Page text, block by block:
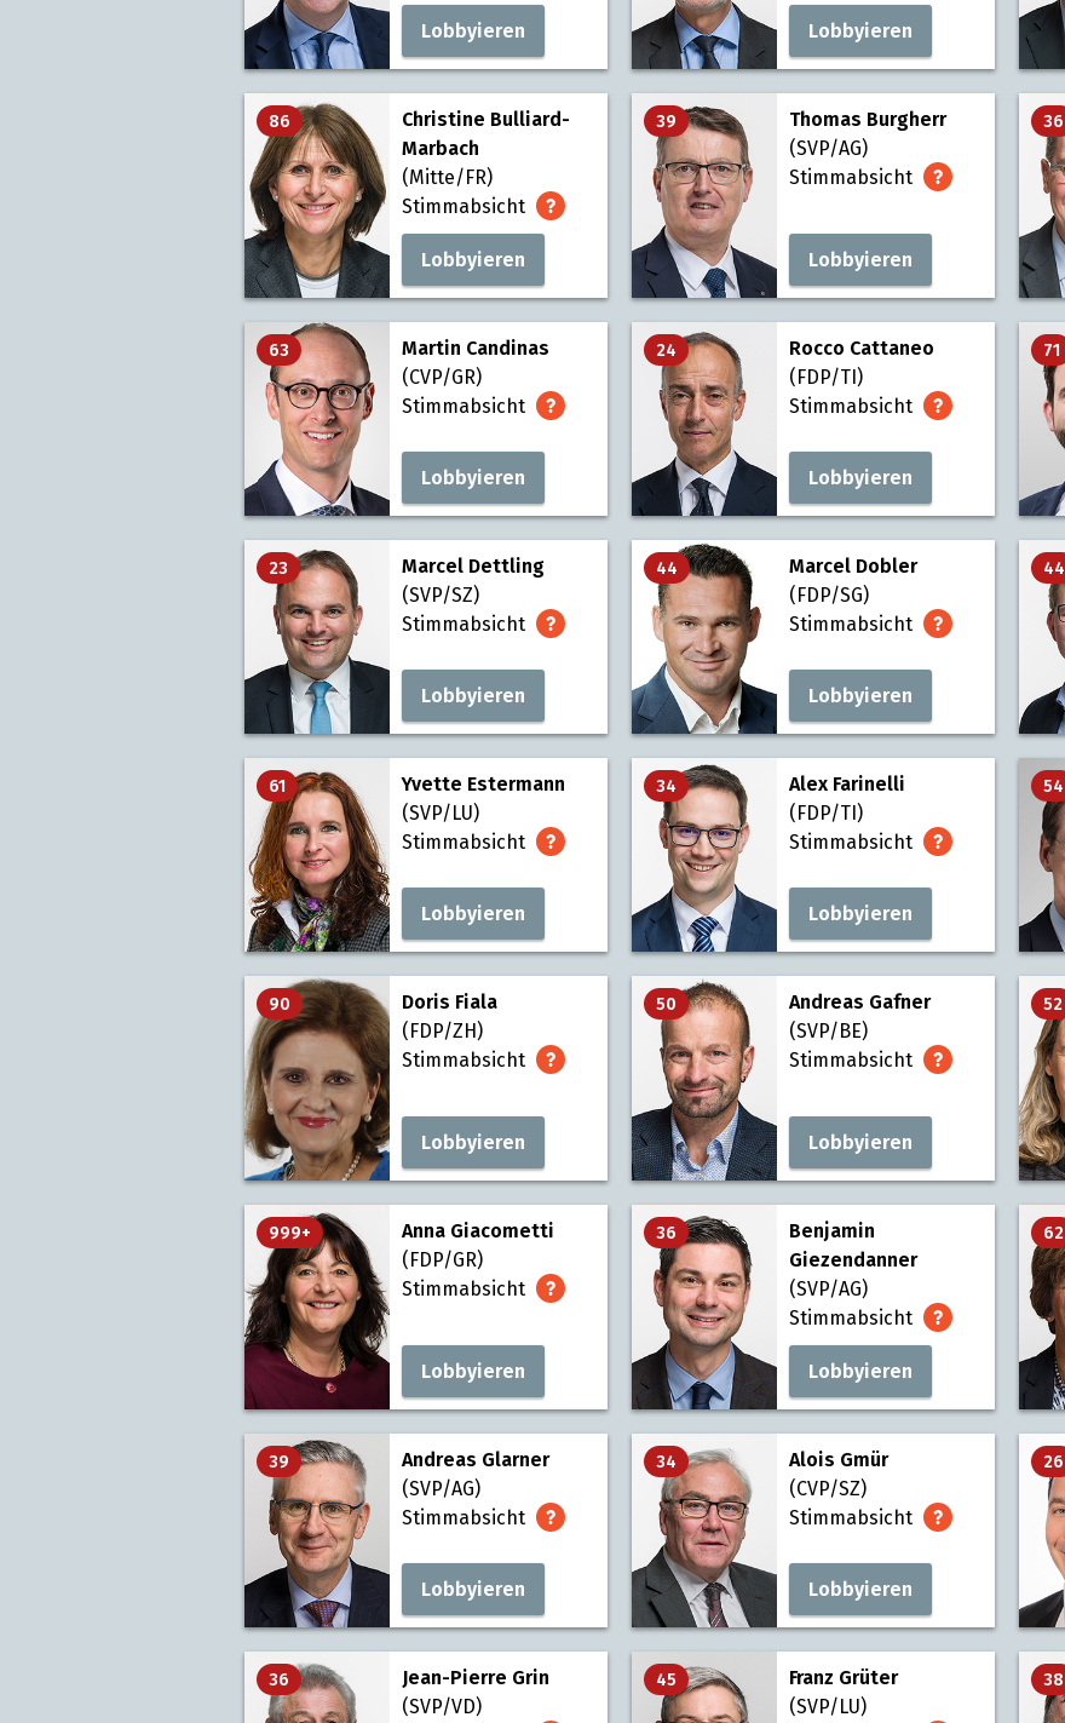
Lobbyieren Lobbyieren
86
Christine Bulliard-
Marbach
(Mitte/FR)
Stimmabsicht
Lobbyieren
39
Thomas Burgherr
(SVP/AG)
Stimmabsicht
Lobbyieren
36
63
Martin Candinas
(CVP/GR)
Stimmabsicht
Lobbyieren
24
Rocco Cattaneo
(FDP/TI)
Stimmabsicht
Lobbyieren
71
23
Marcel Dettling
(SVP/SZ)
Stimmabsicht
Lobbyieren
44
Marcel Dobler
(FDP/SG)
Stimmabsicht
Lobbyieren
44
61
Yvette Estermann
(SVP/LU)
Stimmabsicht
Lobbyieren
34
Alex Farinelli
(FDP/TI)
Stimmabsicht
Lobbyieren
54
90
Doris Fiala
(FDP/ZH)
Stimmabsicht
Lobbyieren
50
Andreas Gafner
(SVP/BE)
Stimmabsicht
Lobbyieren
52
999+
Anna Giacometti
(FDP/GR)
Stimmabsicht
Lobbyieren
36
Benjamin
Giezendanner
(SVP/AG)
Stimmabsicht
Lobbyieren
62
39
Andreas Glarner
(SVP/AG)
Stimmabsicht
Lobbyieren
34
Alois Gmür
(CVP/SZ)
Stimmabsicht
Lobbyieren
26
36
Jean-Pierre Grin
(SVP/VD)
45
Franz Grüter
(SVP/LU)
38